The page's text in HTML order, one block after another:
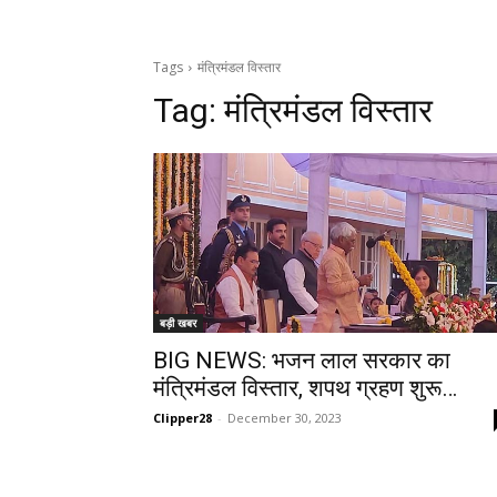
Tags मंत्रिमंडल विस्तार
Tag:मंत्रिमंडल विस्तार
बड़ी खबर
BIG NEWS: भजन लाल सरकार का
मंत्रिमंडल विस्तार, शपथ ग्रहण शुरू…
Clipper28 - December 30, 2023